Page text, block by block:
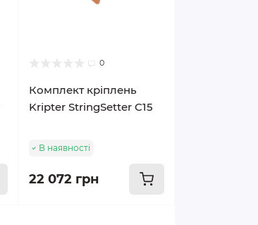
0
Комплект кріплень
Kripter StringSetter C15
В наявності
22 072 грн